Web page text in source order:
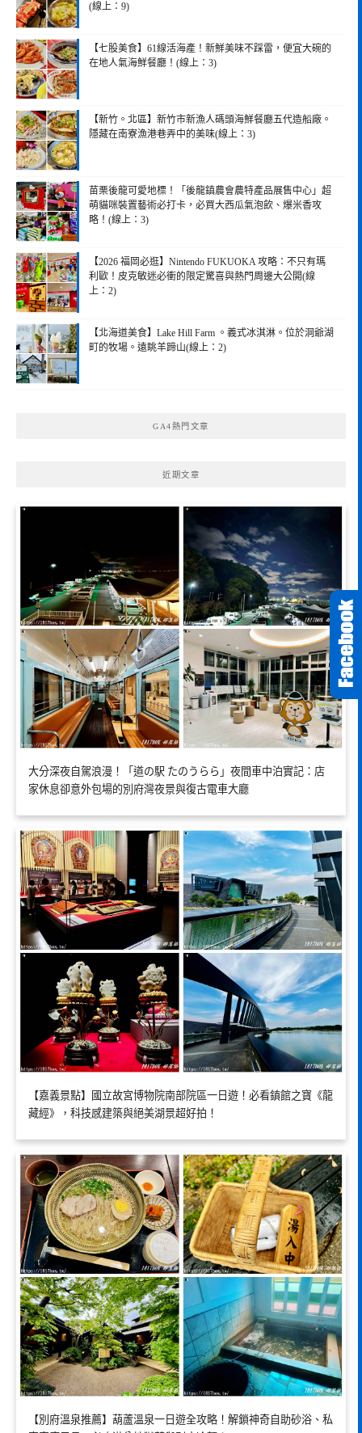
(線上：9)
【七股美食】61線活海產！新鮮美味不踩雷，便宜大碗的
在地人氣海鮮餐廳！(線上：3)
【新竹。北區】新竹市新漁人碼頭海鮮餐廳五代造船廠。
隱藏在南寮漁港巷弄中的美味(線上：3)
苗栗後龍可愛地標！「後龍鎮農會農特產品展售中心」超
萌貓咪裝置藝術必打卡，必買大西瓜氣泡飲、爆米香攻
略！(線上：3)
【2026 福岡必逛】Nintendo FUKUOKA 攻略：不只有瑪
利歐！皮克敏迷必衝的限定驚喜與熱門周邊大公開(線
上：2)
【北海道美食】Lake Hill Farm 。義式冰淇淋。位於洞爺湖
町的牧場。遠眺羊蹄山(線上：2)
GA4熱門文章
近期文章
大分深夜自駕浪漫！「道の駅 たのうらら」夜間車中泊實記：店
家休息卻意外包場的別府灣夜景與復古電車大廳
【嘉義景點】國立故宮博物院南部院區一日遊！必看鎮館之寶《龍
藏經》，科技感建築與絕美湖景超好拍！
【別府溫泉推薦】葫蘆溫泉一日遊全攻略！解鎖神奇自助砂浴、私